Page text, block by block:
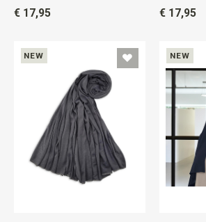
€ 17,95
€ 17,95
NEW NEW